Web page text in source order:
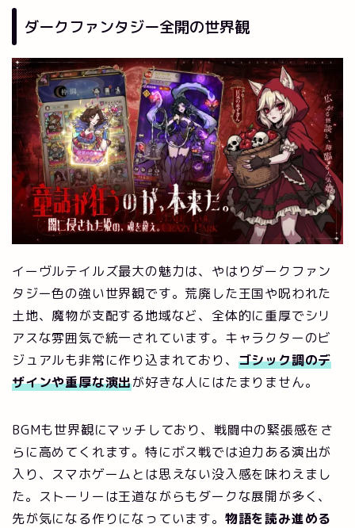
ダークファンタジー全開の世界観
イーヴルテイルズ最大の魅力は、やはりダークファン
タジー色の強い世界観です。荒廃した王国や呪われた
土地、魔物が支配する地域など、全体的に重厚でシリ
アスな雰囲気で統一されています。キャラクターのビ
ジュアルも非常に作り込まれており、 ゴシック調のデ
ザインや重厚な演出が好きな人にはたまりません。
BGMも世界観にマッチしており、戦闘中の緊張感をさ
らに高めてくれます。特にボス戦では迫力ある演出が
入り、スマホゲームとは思えない没入感を味わえまし
た。ストーリーは王道ながらもダークな展開が多く、
先が気になる作りになっています。 物語を読み進める